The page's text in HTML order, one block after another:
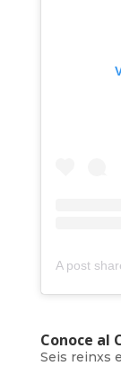
Conoce al
Seis reinxs